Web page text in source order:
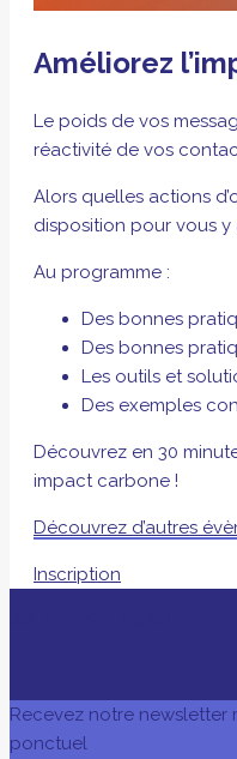
Améliorez
Le poids de vos
réactivité de vos
Alors quelles actions
disposition pour vous y
Au programme :
Des bonnes
Des bonnes
Les outils et
Des exemples
Découvrez en 30
impact carbone !
Découvrez d’autres
Inscription
Recevez notre newsletter
ponctuel